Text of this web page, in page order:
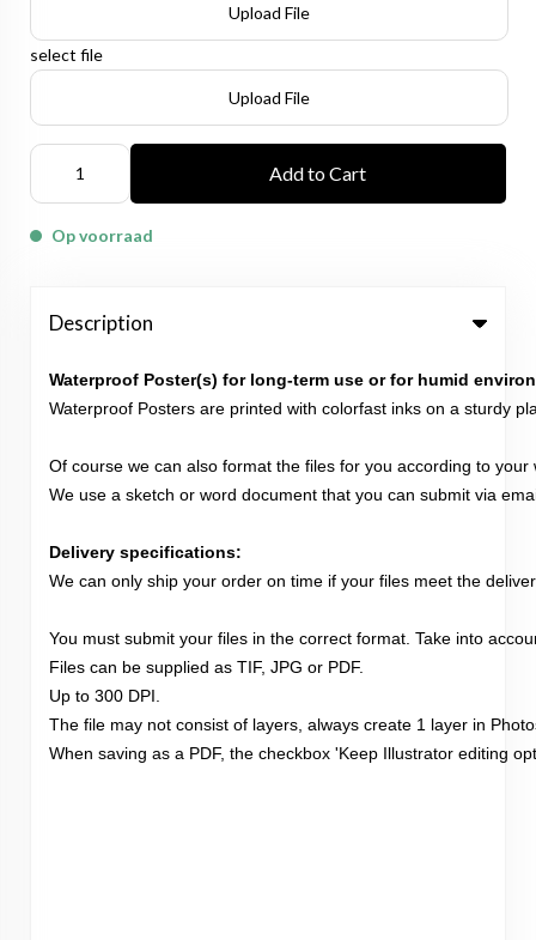
Upload File
select file
Upload File
Add to Cart
Op voorraad
Description
Waterproof Poster(s) for long-term use or for humid
Waterproof Posters are printed with colorfast inks on a sturdy
Of course we can also format the files for you according to your
We use a sketch or word document that you can submit via
Delivery specifications:
We can only ship your order on time if your files meet the
You must submit your files in the correct format. Take into
Files can be supplied as TIF, JPG or PDF.
Up to 300 DPI.
The file may not consist of layers, always create 1 layer in
When saving as a PDF, the checkbox 'Keep Illustrator editing